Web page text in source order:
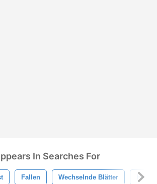
In Searches For
Fallen Wechselnde Blätter